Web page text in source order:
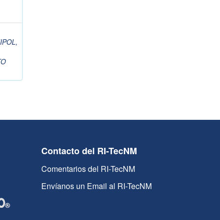
Contacto del RI-TecNM
Comentarios del RI-TecNM
Envíanos un Email al RI-TecNM